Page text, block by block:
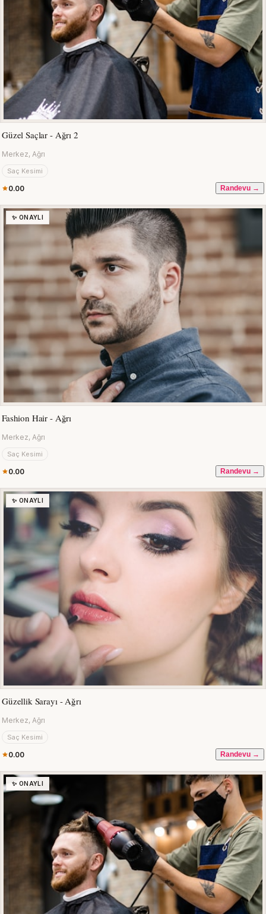
Güzel Saçlar - Ağrı 2
Merkez, Ağrı
Saç Kesimi
0.00 Randevu →
✨ ONAYLI
Fashion Hair - Ağrı
Merkez, Ağrı
Saç Kesimi
0.00 Randevu →
✨ ONAYLI
Güzellik Sarayı - Ağrı
Merkez, Ağrı
Saç Kesimi
0.00 Randevu →
✨ ONAYLI